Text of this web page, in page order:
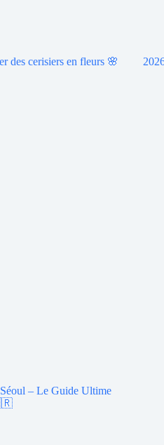
des cerisiers en fleurs 🌸
– Le Guide Ultime